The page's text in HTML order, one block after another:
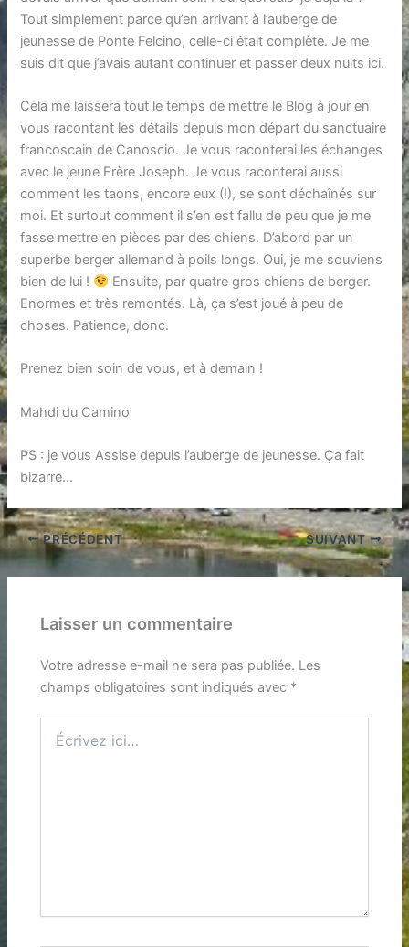
Tout simplement parce qu’en arrivant à l’auberge de
jeunesse de Ponte Felcino, celle-ci êtait complète. Je me
suis dit que j’avais autant continuer et passer deux nuits ici.
Cela me laissera tout le temps de mettre le Blog à jour en
vous racontant les détails depuis mon départ du sanctuaire
francoscain de Canoscio. Je vous raconterai les échanges
avec le jeune Frère Joseph. Je vous raconterai aussi
comment les taons, encore eux (!), se sont déchaînés sur
moi. Et surtout comment il s’en est fallu de peu que je me
fasse mettre en pièces par des chiens. D’abord par un
superbe berger allemand à poils longs. Oui, je me souviens
bien de lui !
Ensuite, par quatre gros chiens de berger.
Enormes et très remontés. Là, ça s’est joué à peu de
choses. Patience, donc.
Prenez bien soin de vous, et à demain !
Mahdi du Camino
PS : je vous Assise depuis l’auberge de jeunesse. Ça fait
bizarre…
PRÉCÉDENT SUIVANT
Laisser un commentaire
Votre adresse e-mail ne sera pas publiée. Les
champs obligatoires sont indiqués avec *
ici…